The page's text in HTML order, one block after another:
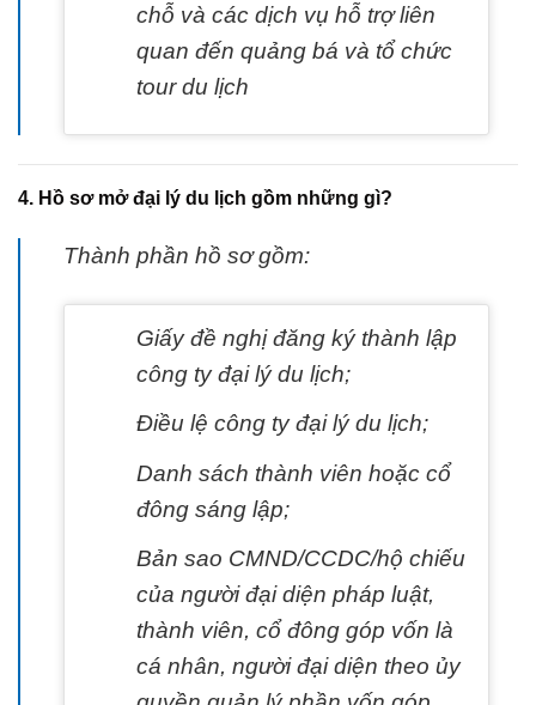
chỗ và các dịch vụ hỗ trợ liên
quan đến quảng bá và tổ chức
tour du lịch
4. Hồ sơ mở đại lý du lịch gồm những gì?
Thành phần hồ sơ gồm:
Giấy đề nghị đăng ký thành lập
công ty đại lý du lịch;
Điều lệ công ty đại lý du lịch;
Danh sách thành viên hoặc cổ
đông sáng lập;
Bản sao CMND/CCDC/hộ chiếu
của người đại diện pháp luật,
thành viên, cổ đông góp vốn là
cá nhân, người đại diện theo ủy